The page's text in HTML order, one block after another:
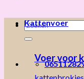
Zoeken
naar:
Kattenvoer
Voer voor